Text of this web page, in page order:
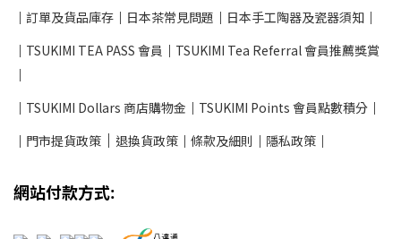
│ 訂單及貨品庫存 │ 日本茶常見問題 │ 日本手工陶器及瓷器須知 │
│ TSUKIMI TEA PASS 會員 │ TSUKIMI Tea Referral 會員推薦獎賞
│
│ TSUKIMI Dollars 商店購物金 │ TSUKIMI Points 會員點數積分 │
│ 門市提貨政策 │ 退換貨政策 │ 條款及細則 │ 隱私政策 │
網站付款方式: